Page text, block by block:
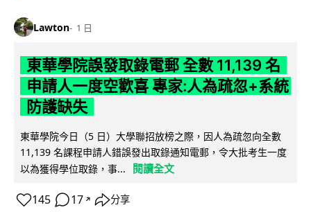
Lawton 1 日
東華學院誤發取錄電郵 全數 11,139 名
申請人一度空歡喜 專家:人為疏忽+系統
防護缺失
東華學院今日（5 日）大學聯招放榜之際，因人為疏忽向全數
11,139 名課程申請人錯誤發出取錄通知電郵，令大批考生一度
以為獲得學位取錄，事...
閱讀全文
145 17 ↗ 分享